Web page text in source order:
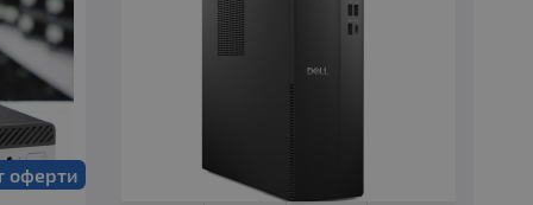
: AMD Ryzen 5 8600G 4.30 GHz, 16 MB cache
: 16GB 4800MT/s (1x16GB)
: Ubuntu 24.04 LTS (Long Term Support)
оферти